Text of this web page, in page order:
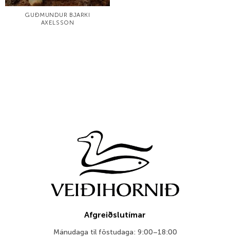
GUÐMUNDUR BJARKI
AXELSSON
Afgreiðslutímar
Mánudaga til föstudaga: 9:00–18:00